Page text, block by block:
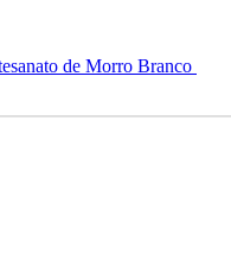
de Morro Branco